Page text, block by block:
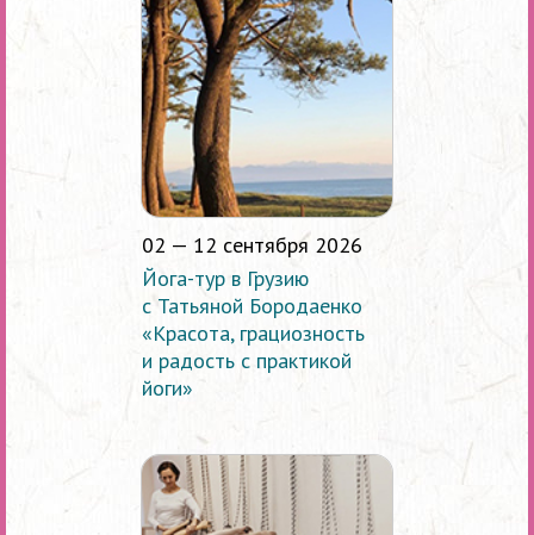
02 — 12 сентября 2026
Йога-тур в Грузию
с Татьяной Бородаенко
«Красота, грациозность
и радость с практикой
йоги»